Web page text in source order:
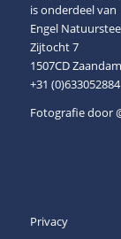
is onderdeel van
Engel
Zijtocht 7
1507CD Zaandam
+31 (0)633052884
Fotografie door
Privacy